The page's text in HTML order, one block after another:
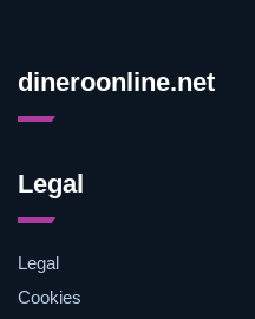
dineroonline.net
Legal
Legal
Cookies